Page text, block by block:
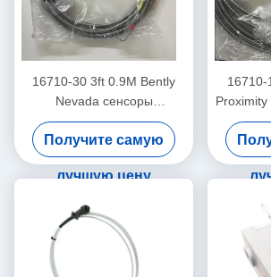
16710-30 3ft 0.9M Bently
Nevada сенсоры
соединительный кабель
Получите самую
лучшую цену
16710-
Proximity
Cable